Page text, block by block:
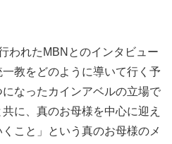
われたMBNとのインタビュー
教をどのように導いて行く予
なったカインアベルの立場で
に、真のお母様を中心に迎え
こと」という真のお母様のメ